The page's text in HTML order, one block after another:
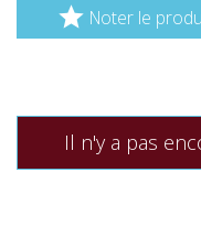
 Noter le
Il n'y a pas